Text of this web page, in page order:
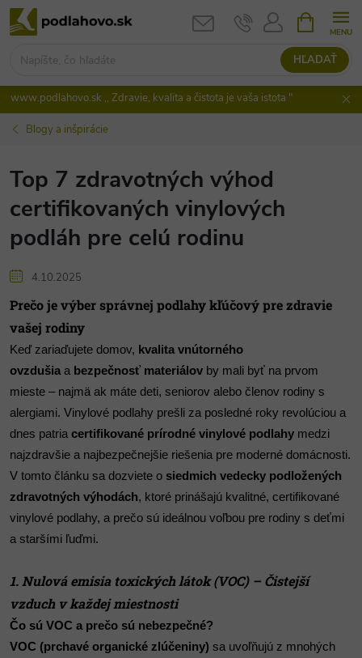
Prejsť
na
HĽADAŤ
KOŠÍK
www.podlahovo.sk ,, Zdravie, kvalita a čistota je vaša istota "
Blogy a inšpirácie
Top 7 zdravotných výhod
certifikovaných vinylových
podláh pre celú rodinu
4.10.2025
Prečo je výber správnej podlahy kľúčový pre zdravie
vašej rodiny
Keď zariaďujete domov, kvalita vnútorného
ovzdušia a bezpečnosť materiálov by mali byť na prvom
mieste – najmä ak máte deti, seniorov alebo členov rodiny s
alergiami. Vinylové podlahy prešli za posledné roky revolúciou a
dnes patria certifikované prírodné vinylové podlahy medzi
najzdravšie a najbezpečnejšie riešenia pre moderné domácnosti.
V tomto článku sa dozviete o siedmich vedecky podložených
zdravotných výhodách, ktoré prinášajú kvalitné, certifikované
vinylové podlahy, a prečo sú ideálnou voľbou pre rodiny s deťmi
a staršími ľuďmi.
1. Nulová emisia toxických látok (VOC) – Čistejší
vzduch v každej miestnosti
Čo sú VOC a prečo sú nebezpečné?
VOC (prchavé organické zlúčeniny) sa uvoľňujú z mnohých